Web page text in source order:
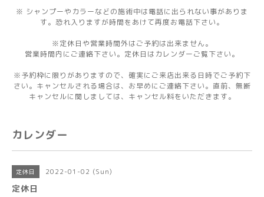
※ シャンプーやカラーなどの施術中は電話に出られない事がありま
す。恐れ入りますが時間をあけて再度お電話下さい。
※定休日や営業時間外はご予約は出来ません。
営業時間内にご連絡下さい。定休日はカレンダーご覧下さい。
※予約枠に限りがありますので、確実にご来店出来る日時でご予約下
さい。キャンセルされる場合は、お早めにご連絡下さい。直前、無断
キャンセルに関しましては、キャンセル料をいただきます。
カレンダー
定休日 2022-01-02 (Sun)
定休日